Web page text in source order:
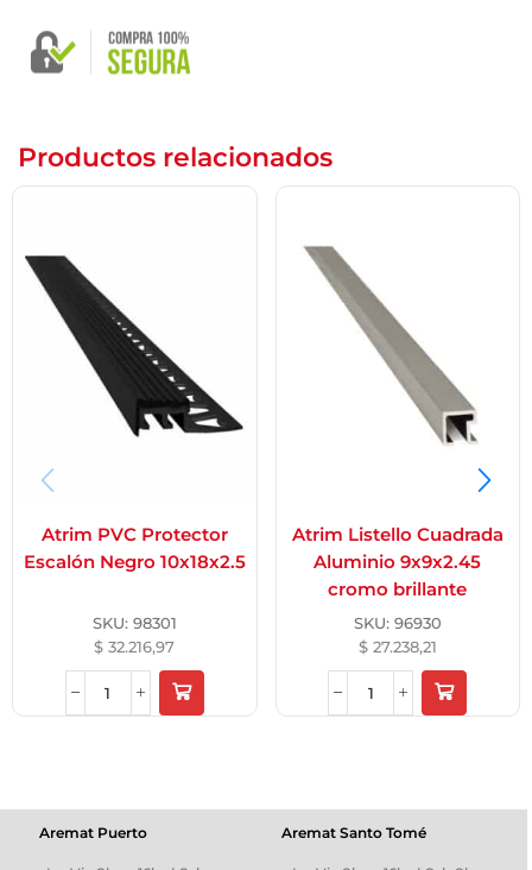
Guarda mi nombre, correo electrónico y web en
este navegador para la próxima vez que comente.
Productos relacionados
Atrim PVC Protector
Escalón Negro 10x18x2.5
SKU: 98301
$ 32.216,97
Atrim Listello Cuadrada
Aluminio 9x9x2.45
cromo brillante
SKU: 96930
$27.238,21
Aremat Santo Tomé
Aremat Puerto